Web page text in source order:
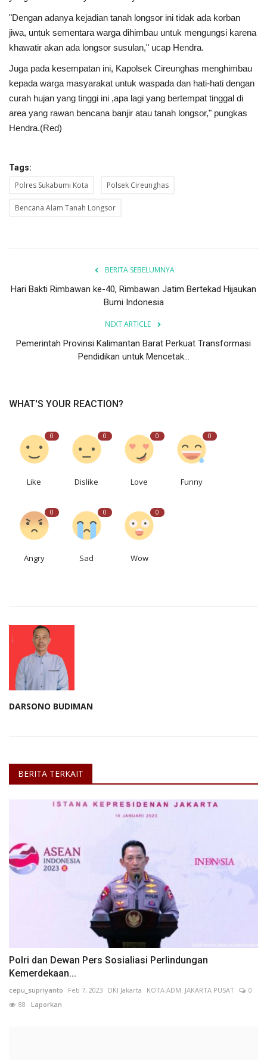
"Dengan adanya kejadian tanah longsor ini tidak ada korban
jiwa, untuk sementara warga dihimbau untuk mengungsi karena
khawatir akan ada longsor susulan," ucap Hendra.
Juga pada kesempatan ini, Kapolsek Cireunghas menghimbau
kepada warga masyarakat untuk waspada dan hati-hati dengan
curah hujan yang tinggi ini ,apa lagi yang bertempat tinggal di
area yang rawan bencana banjir atau tanah longsor," pungkas
Hendra.(Red)
Tags:
Polres Sukabumi Kota Polsek Cireunghas
Bencana Alam Tanah Longsor
BERITA SEBELUMNYA
Hari Bakti Rimbawan ke-40, Rimbawan Jatim Bertekad Hijaukan
Bumi Indonesia
NEXT ARTICLE
Pemerintah Provinsi Kalimantan Barat Perkuat Transformasi
Pendidikan untuk Mencetak...
WHAT'S YOUR REACTION?
0
Like
0
Dislike
0
Love
0
Funny
0
Angry
0
Sad
0
Wow
DARSONO BUDIMAN
BERITA TERKAIT
Polri dan Dewan Pers Sosialiasi Perlindungan
Kemerdekaan...
cepu_supriyanto Feb 7, 2023 DKI Jakarta KOTA ADM. JAKARTA PUSAT
0
88 Laporkan